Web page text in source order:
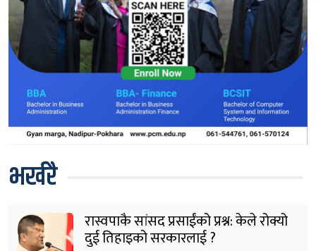
भर्खरै
रास्वपाकै सांसद प्रसाईंको प्रश्न: केले रोक्यो
दुई तिहाइको सरकारलाई ?